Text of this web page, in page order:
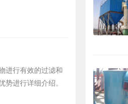
进行有效的过滤和
进行详细介绍。